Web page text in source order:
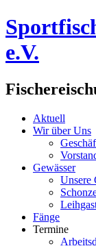
e.V.
Aktuell
Wir über Uns
Gewässer
Unsere
Fänge
Termine